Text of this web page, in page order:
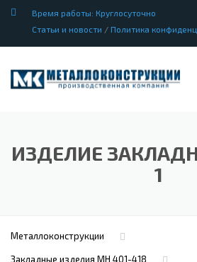
Время работы: Круглосуточно
Статьи и новости / Политика
ИЗДЕЛИЕ
1
Металлоконструкции
Закладные изделия МН 401-418